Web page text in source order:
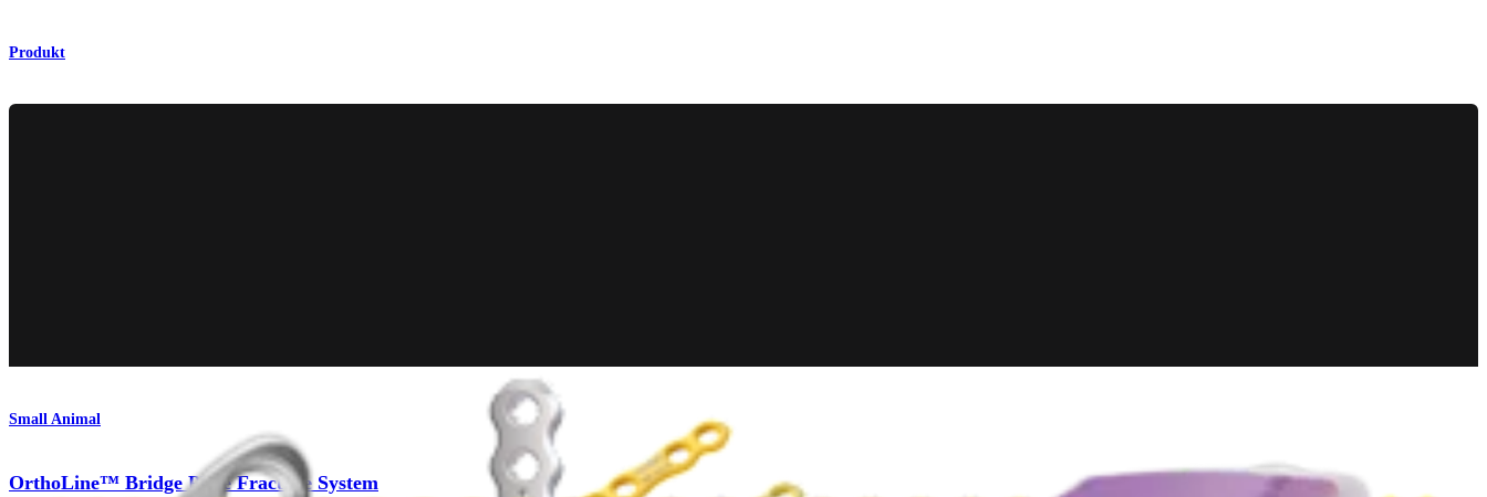
Produkt
Small Animal
OrthoLine™ Bridge Plate Fracture System